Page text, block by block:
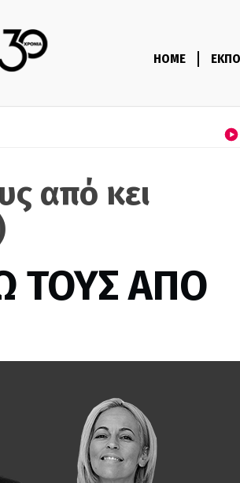
HOME
από κει
ΤΟΥΣ ΑΠΟ